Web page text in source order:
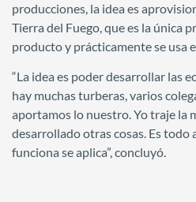
producciones, la idea es
Tierra del Fuego, que es la única
producto y prácticamente se usa
“La idea es poder desarrollar las
hay muchas turberas, varios
aportamos lo nuestro. Yo traje la
desarrollado otras cosas. Es todo
funciona se aplica”, concluyó.